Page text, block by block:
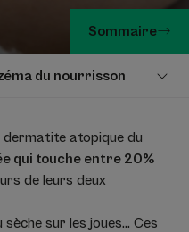
Sommaire
du nourrisson
dermatite atopique du
qui touche entre 20%
de leurs deux
sur les joues… Ces